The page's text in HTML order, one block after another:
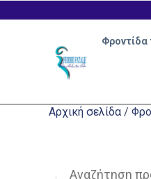
Αρχική σελίδα /